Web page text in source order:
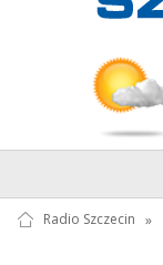
Radio Szczecin »